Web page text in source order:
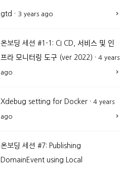
gtd · 3 years ago
온보딩 세션 #1-1: CI CD, 서비스 및 인
프라 모니터링 도구 (ver 2022) · 4 years
ago
Xdebug setting for Docker · 4 years
ago
온보딩 세션 #7: Publishing
DomainEvent using Local